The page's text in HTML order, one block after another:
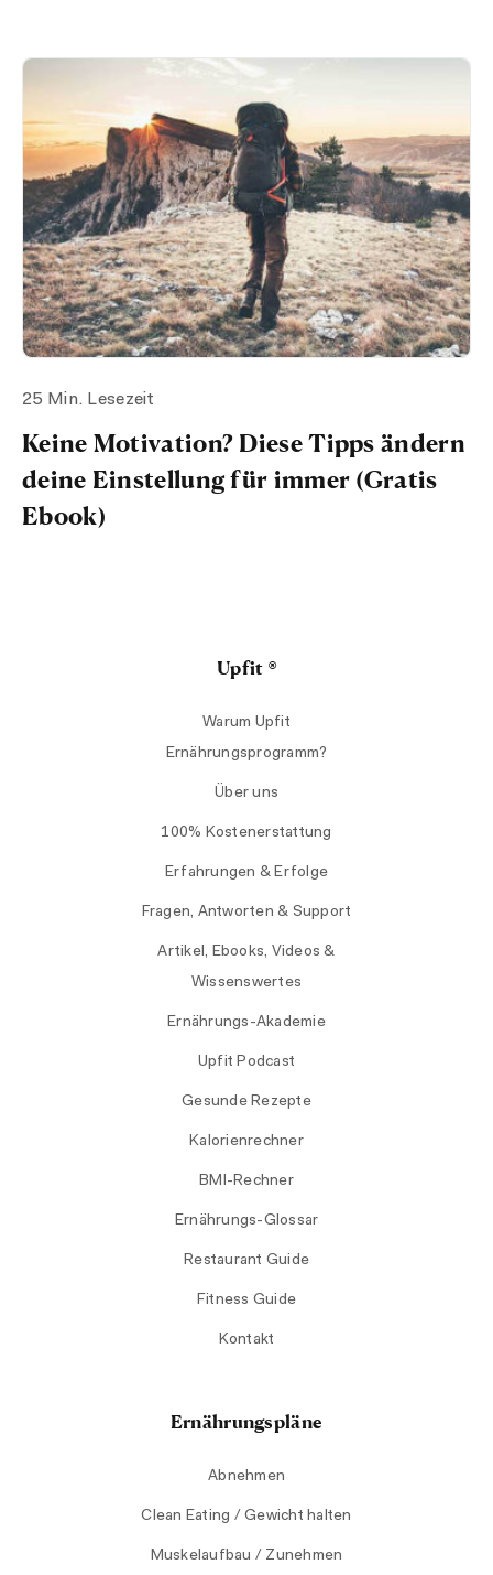
Keine Motivation? Diese Tipps ändern
deine Einstellung für immer (Gratis
Ebook)
25 Min. Lesezeit
Upfit ®
Warum Upfit
Ernährungsprogramm?
Über uns
100% Kostenerstattung
Erfahrungen & Erfolge
Fragen, Antworten & Support
Artikel, Ebooks, Videos &
Wissenswertes
Ernährungs-Akademie
Upfit Podcast
Gesunde Rezepte
Kalorienrechner
BMI-Rechner
Ernährungs-Glossar
Restaurant Guide
Fitness Guide
Kontakt
Ernährungspläne
Abnehmen
Clean Eating / Gewicht halten
Muskelaufbau / Zunehmen